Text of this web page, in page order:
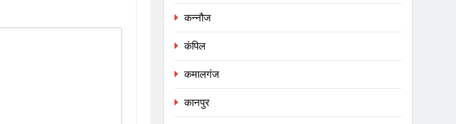
कन्नौज
कंपिल
कमालगंज
कानपुर